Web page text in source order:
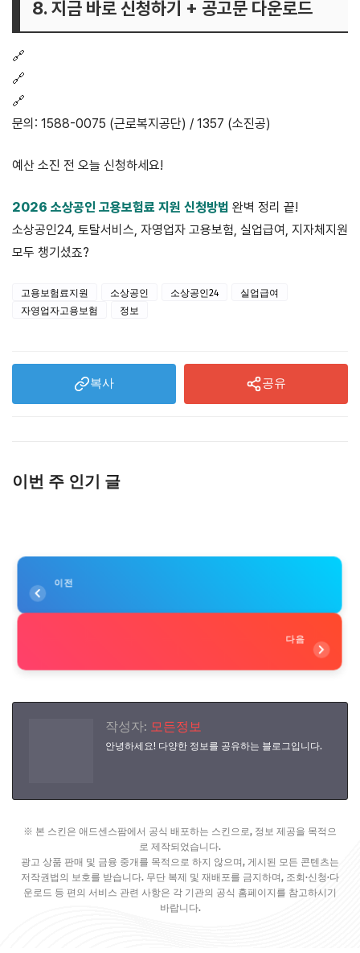
8. 지금 바로 신청하기 + 공고문 다운로드
🔗
🔗
🔗
문의: 1588-0075 (근로복지공단) / 1357 (소진공)
예산 소진 전 오늘 신청하세요!
2026 소상공인 고용보험료 지원 신청방법 완벽 정리 끝!
소상공인24, 토탈서비스, 자영업자 고용보험, 실업급여, 지자체지원
모두 챙기셨죠?
고용보험료지원 소상공인 소상공인24
실업급여
자영업자고용보험
정보
복사 공유
이번 주 인기 글
이전
다음
작성자: 모든정보
안녕하세요! 다양한 정보를 공유하는 블로그입니다.
※ 본 스킨은 애드센스팜에서 공식 배포하는 스킨으로, 정보 제공을 목적으
로 제작되었습니다.
광고 상품 판매 및 금융 중개를 목적으로 하지 않으며, 게시된 모든 콘텐츠는
저작권법의 보호를 받습니다. 무단 복제 및 재배포를 금지하며, 조회·신청·다
운로드 등 편의 서비스 관련 사항은 각 기관의 공식 홈페이지를 참고하시기
바랍니다.